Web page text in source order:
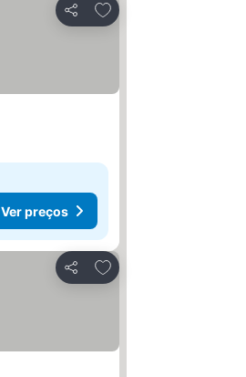
Partilhar
Adicionar aos favoritos
Ver preços
Partilhar
Adicionar aos favoritos